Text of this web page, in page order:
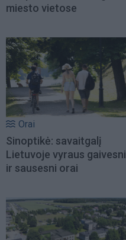
miesto vietose
Orai
Sinoptikė: savaitgalį
Lietuvoje vyraus gaivesni
ir sausesni orai